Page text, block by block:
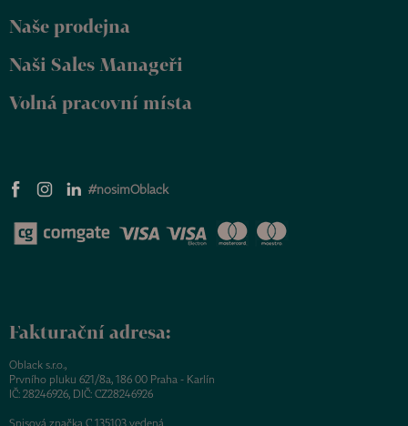
Naše prodejna
Naši Sales Manageři
Volná pracovní místa
#nosimOblack
Fakturační adresa:
Oblack s.r.o.,
Prvního pluku 621/8a, 186 00 Praha - Karlín
IČ: 28246926, DIČ: CZ28246926